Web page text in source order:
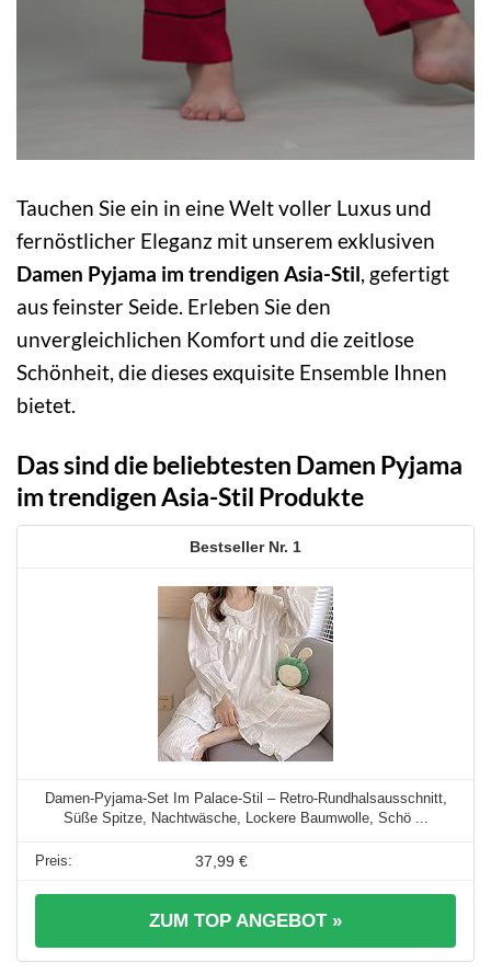
Tauchen Sie ein in eine Welt voller Luxus und
fernöstlicher Eleganz mit unserem exklusiven
Damen Pyjama im trendigen Asia-Stil, gefertigt
aus feinster Seide. Erleben Sie den
unvergleichlichen Komfort und die zeitlose
Schönheit, die dieses exquisite Ensemble Ihnen
bietet.
Das sind die beliebtesten Damen Pyjama
im trendigen Asia-Stil Produkte
1
Damen-Pyjama-Set Im Palace-Stil – Retro-Rundhalsausschnitt,
Süße Spitze, Nachtwäsche, Lockere Baumwolle, Schö ...
37,99 €
ZUM TOP ANGEBOT »